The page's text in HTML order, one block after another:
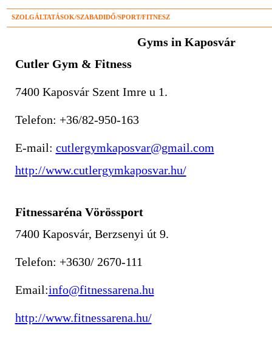
SZOLGÁLTATÁSOK/SZABADIDŐ/SPORT/FITNESZ
Gyms in Kaposvár
Cutler Gym & Fitness
7400 Kaposvár Szent Imre u 1.
Telefon: +36/82-950-163
E-mail: cutlergymkaposvar@gmail.com
http://www.cutlergymkaposvar.hu/
Fitnessaréna Vörössport
7400 Kaposvár, Berzsenyi út 9.
Telefon: +3630/ 2670-111
Email:info@fitnessarena.hu
http://www.fitnessarena.hu/